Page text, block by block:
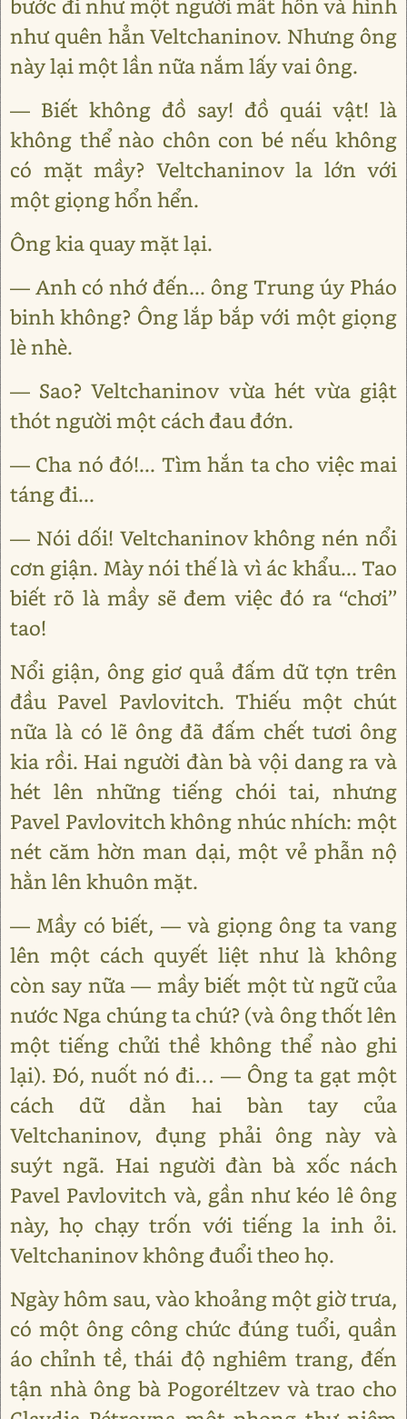
bước đi như một người mất hồn và hình
như quên hẳn Veltchaninov. Nhưng ông
này lại một lần nữa nắm lấy vai ông.
— Biết không đồ say! đồ quái vật! là
không thể nào chôn con bé nếu không
có mặt mầy? Veltchaninov la lớn với
một giọng hổn hển.
Ông kia quay mặt lại.
— Anh có nhớ đến... ông Trung úy Pháo
binh không? Ông lắp bắp với một giọng
lè nhè.
— Sao? Veltchaninov vừa hét vừa giật
thót người một cách đau đớn.
— Cha nó đó!... Tìm hắn ta cho việc mai
táng đi...
— Nói dối! Veltchaninov không nén nổi
cơn giận. Mày nói thế là vì ác khẩu... Tao
biết rõ là mầy sẽ đem việc đó ra ‘‘chơi’’
tao!
Nổi giận, ông giơ quả đấm dữ tợn trên
đầu Pavel Pavlovitch. Thiếu một chút
nữa là có lẽ ông đã đấm chết tươi ông
kia rồi. Hai người đàn bà vội dang ra và
hét lên những tiếng chói tai, nhưng
Pavel Pavlovitch không nhúc nhích: một
nét căm hờn man dại, một vẻ phẫn nộ
hằn lên khuôn mặt.
— Mầy có biết, — và giọng ông ta vang
lên một cách quyết liệt như là không
còn say nữa — mầy biết một từ ngữ của
nước Nga chúng ta chứ? (và ông thốt lên
một tiếng chửi thề không thể nào ghi
lại). Đó, nuốt nó đi… — Ông ta gạt một
cách dữ dằn hai bàn tay của
Veltchaninov, đụng phải ông này và
suýt ngã. Hai người đàn bà xốc nách
Pavel Pavlovitch và, gần như kéo lê ông
này, họ chạy trốn với tiếng la inh ỏi.
Veltchaninov không đuổi theo họ.
Ngày hôm sau, vào khoảng một giờ trưa,
có một ông công chức đúng tuổi, quần
áo chỉnh tề, thái độ nghiêm trang, đến
tận nhà ông bà Pogoréltzev và trao cho